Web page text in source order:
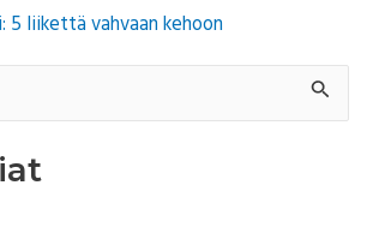
5 liikettä vahvaan kehoon